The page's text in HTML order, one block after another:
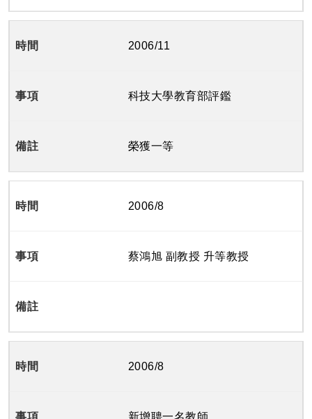
2006/11
科技大學教育部評鑑
榮獲一等
2006/8
蔡鴻旭 副教授 升等教授
2006/8
新增聘一名教師